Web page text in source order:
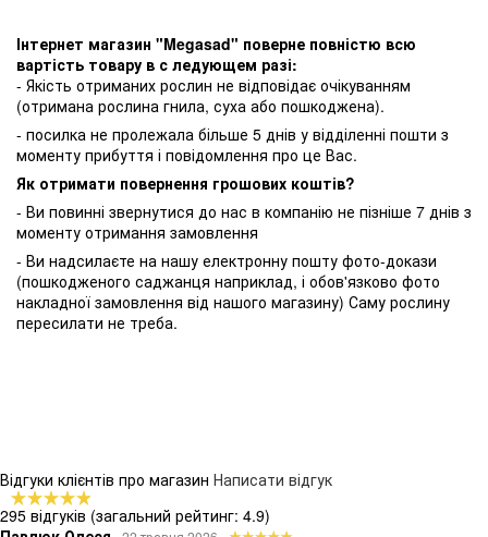
Інтернет магазин "Megasad" поверне повністю всю
вартість товару в с ледующем разі:
- Якість отриманих рослин не відповідає очікуванням
(отримана рослина гнила, суха або пошкоджена).
- посилка не пролежала більше 5 днів у відділенні пошти з
моменту прибуття і повідомлення про це Вас.
Як отримати повернення грошових коштів?
- Ви повинні звернутися до нас в компанію не пізніше 7 днів з
моменту отримання замовлення
- Ви надсилаєте на нашу електронну пошту фото-докази
(пошкодженого саджанця наприклад, і обов'язково фото
накладної замовлення від нашого магазину) Саму рослину
пересилати не треба.
Відгуки клієнтів про магазин Написати відгук
295 відгуків (загальний рейтинг: 4.9)